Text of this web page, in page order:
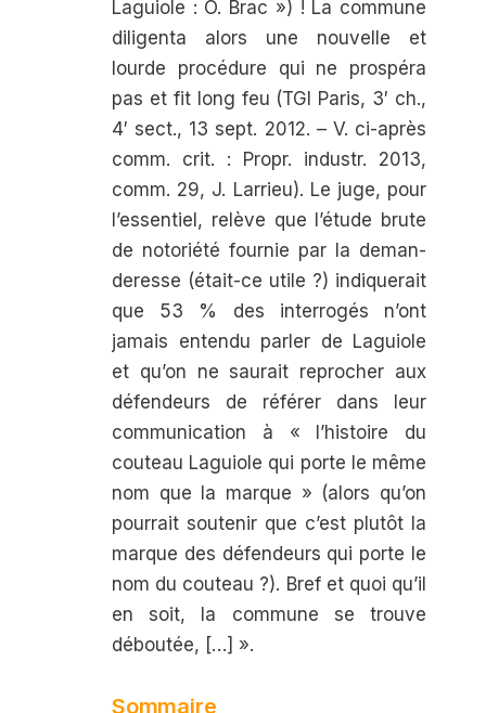
Laguiole : O. Brac ») ! La commune
diligenta alors une nouvelle et
lourde procédure qui ne prospéra
pas et fit long feu (TGI Paris, 3′ ch.,
4′ sect., 13 sept. 2012. – V. ci-après
comm. crit. : Propr. industr. 2013,
comm. 29, J. Larrieu). Le juge, pour
l’essentiel, relève que l’étude brute
de notoriété fournie par la deman­
deresse (était-ce utile ?) indiquerait
que 53 % des interrogés n’ont
jamais entendu parler de Laguiole
et qu’on ne saurait reprocher aux
défen­deurs de référer dans leur
communication à « l’histoire du
couteau Laguiole qui porte le même
nom que la marque » (alors qu’on
pourrait soutenir que c’est plutôt la
marque des défen­deurs qui porte le
nom du couteau ?). Bref et quoi qu’il
en soit, la commune se trouve
déboutée, […] ».
Sommaire